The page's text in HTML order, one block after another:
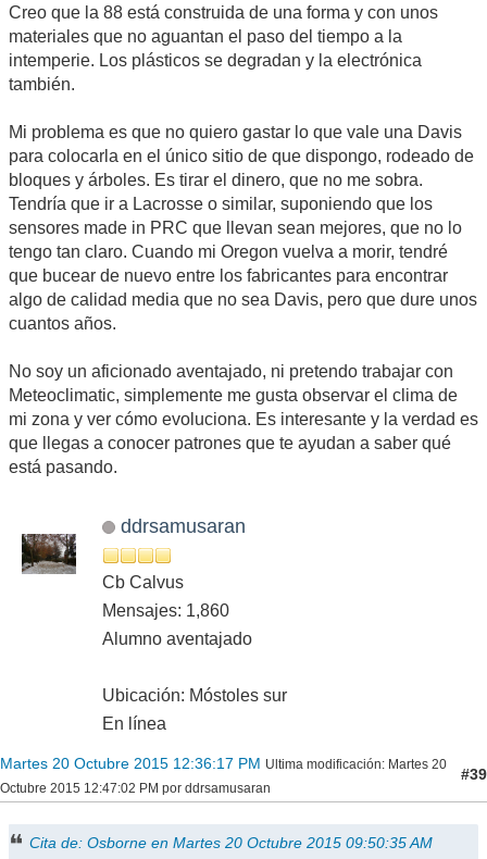
Creo que la 88 está construida de una forma y con unos
materiales que no aguantan el paso del tiempo a la
intemperie. Los plásticos se degradan y la electrónica
también.
Mi problema es que no quiero gastar lo que vale una Davis
para colocarla en el único sitio de que dispongo, rodeado de
bloques y árboles. Es tirar el dinero, que no me sobra.
Tendría que ir a Lacrosse o similar, suponiendo que los
sensores made in PRC que llevan sean mejores, que no lo
tengo tan claro. Cuando mi Oregon vuelva a morir, tendré
que bucear de nuevo entre los fabricantes para encontrar
algo de calidad media que no sea Davis, pero que dure unos
cuantos años.
No soy un aficionado aventajado, ni pretendo trabajar con
Meteoclimatic, simplemente me gusta observar el clima de
mi zona y ver cómo evoluciona. Es interesante y la verdad es
que llegas a conocer patrones que te ayudan a saber qué
está pasando.
ddrsamusaran
Cb Calvus
Mensajes: 1,860
Alumno aventajado
Ubicación: Móstoles sur
En línea
Martes 20 Octubre 2015 12:36:17 PM Ultima modificación: Martes 20
Octubre 2015 12:47:02 PM por ddrsamusaran
#39
Cita de: Osborne en Martes 20 Octubre 2015 09:50:35 AM